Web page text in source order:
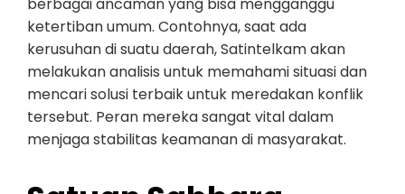
ketertiban umum. Contohnya, saat ada
kerusuhan di suatu daerah, Satintelkam akan
melakukan analisis untuk memahami situasi dan
mencari solusi terbaik untuk meredakan konflik
tersebut. Peran mereka sangat vital dalam
menjaga stabilitas keamanan di masyarakat.